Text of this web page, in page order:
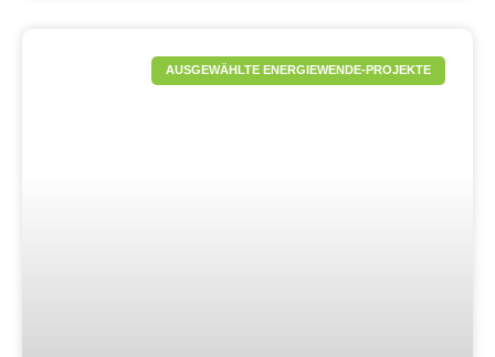
AUSGEWÄHLTE ENERGIEWENDE-PROJEKTE